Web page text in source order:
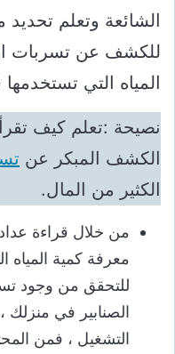
الشائعة وتعلم تحديد
للكشف عن تسربات
المياه التي
نصيحة :تعلم كيف
الكشف المبكر عن
الكثير من المال.
من خلال قراءة
معرفة كمية المياه
للتحقق من وجود
الصنابير في منزلك
التشغيل ، فمن